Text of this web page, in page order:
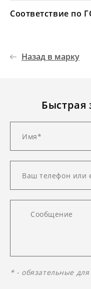
Соответствие по
Назад в марку
Быстрая
* - обязательные